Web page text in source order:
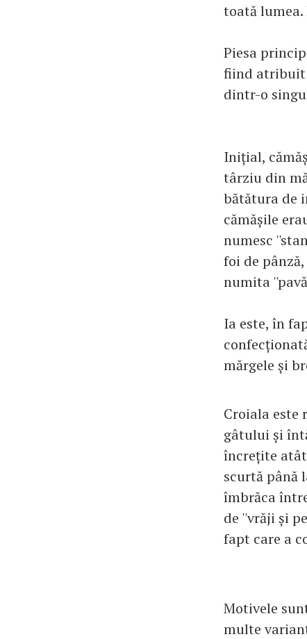
toată lumea.
Piesa
fiind atribuit
dintr-o
Inițial,
târziu din
bătătura de
cămășile
numesc
foi de
numita
Ia este, în
mărgele și
Croiala
gâtului și
încrețite
scurtă până
îmbrăca
de ''vrăji și
fapt care a
Motivele
multe